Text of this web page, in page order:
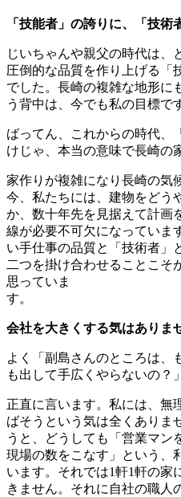
「技能者」の誇りに、「技術
じいちゃんや親父の時代は、
圧倒的な品質を作り上げる「
でした。長崎の複雑な地形に
う背中は、今でも私の目標で
ばってん、これからの時代、
けじゃ、本当の意味で長崎の
家作りが複雑になり長崎の気
今、私たちには、建物をどう
か、数十年先を見据えて計画
線が必要不可欠になってい
い手仕事の品質と「技術者」
二つを掛け合わせることこそ
思っていま
す
会社を大きくする気はありま
よく「副島さんのところは、
も出して手広くやらないの？
正直に言います。私には、無
ばそうという気は全くありま
うと、どうしても「営業マン
現場の数をこなす」という、
います。それでは1軒1軒の家
きません。それに自社の職人